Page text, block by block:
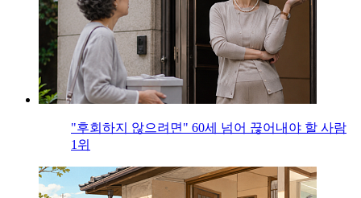
"후회하지 않으려면" 60세 넘어 끊어내야 할 사람
1위